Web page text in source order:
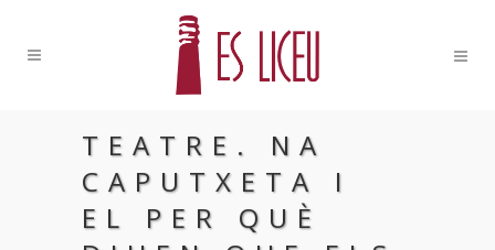
TEATRE. NA
CAPUTXETA I
EL PER QUÈ